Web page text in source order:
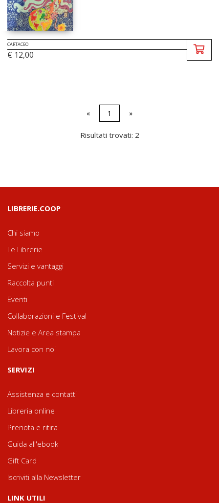
CARTACEO
€ 12,00
« 1 »
Risultati trovati: 2
LIBRERIE.COOP
Chi siamo
Le Librerie
Servizi e vantaggi
Raccolta punti
Eventi
Collaborazioni e Festival
Notizie e Area stampa
Lavora con noi
SERVIZI
Assistenza e contatti
Libreria online
Prenota e ritira
Guida all'ebook
Gift Card
Iscriviti alla Newsletter
LINK UTILI